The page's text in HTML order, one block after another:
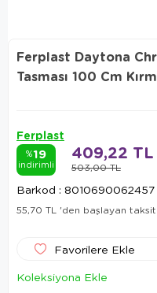
Ferplast Daytona
Tasması 100 Cm
Ferplast
%19
indirimli 503,00 TL
409,22 TL
Barkod : 8010690062457
55,70 TL 'den başlayan
Favorilere Ekle
Koleksiyona Ekle